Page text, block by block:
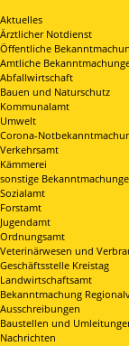
Aktuelles
Ärztlicher Notdienst
Öffentliche
Amtliche
Abfallwirtschaft
Bauen und Naturschutz
Kommunalamt
Umwelt
Corona-
Verkehrsamt
Kämmerei
sonstige
Sozialamt
Forstamt
Jugendamt
Ordnungsamt
Veterinärwesen und
Geschäftsstelle Kreistag
Landwirtschaftsamt
Bekanntmachung
Ausschreibungen
Baustellen und
Nachrichten